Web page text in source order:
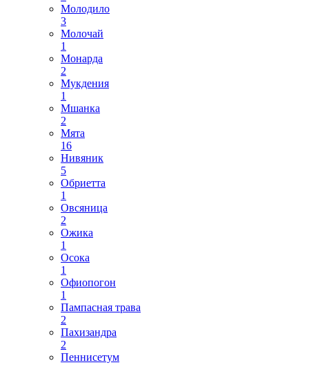
Молодило
3
Молочай
1
Монарда
2
Мукдения
1
Мшанка
2
Мята
16
Нивяник
5
Обриетта
1
Овсяница
2
Ожика
1
Осока
1
Офиопогон
1
Пампасная трава
2
Пахизандра
2
Пеннисетум